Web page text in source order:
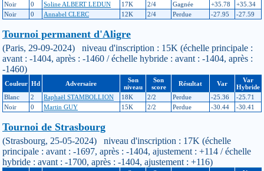
Noir
0 Soline ALBERT LEDUN 17K 2/4 Gagnée +35.78
+35.34
Noir
0 Annabel CLERC 12K 2/4 Perdue -27.95 -27.59
Tournoi permanent d'Aligre
(Paris, 29-09-2024) niveau d'inscription : 15K (échelle principale :
avant : -1404, après : -1460 / échelle hybride : avant : -1404, après :
-1460)
Couleur Hd Adversaire
Son
niveau
Son
score
Résultat Var
Var
Hybride
Blanc
2 Raphaël STAMBOLLION 18K 2/2 Perdue -25.36
-25.71
Noir
0 Martin GUY 15K 2/2 Perdue -30.44 -30.41
Tournoi de Strasbourg
(Strasbourg, 25-05-2024) niveau d'inscription : 17K (échelle
principale : avant : -1697, après : -1404, ajustement : +114 / échelle
hybride : avant : -1700, après : -1404, ajustement : +116)